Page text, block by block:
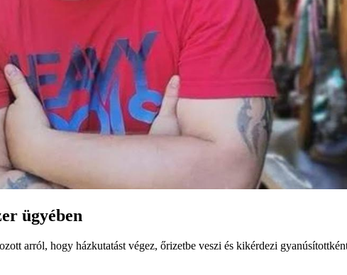
ügyében
arról, hogy házkutatást végez, őrizetbe veszi és kikérdezi